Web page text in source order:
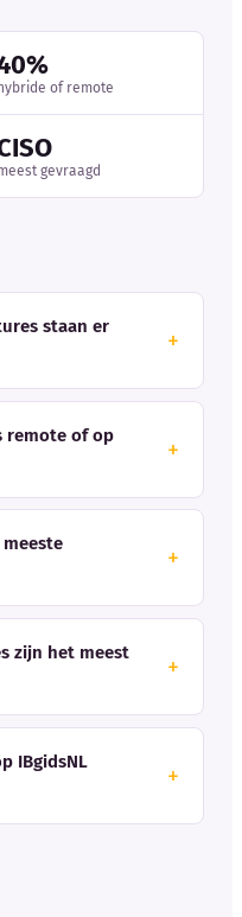
hybride of remote
gevraagd
staan er
remote of op
zijn het meest
IBgidsNL